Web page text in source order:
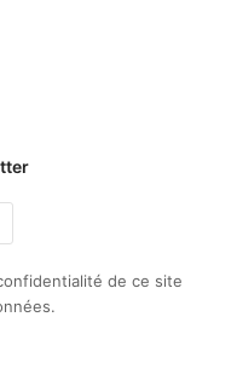
de ce site